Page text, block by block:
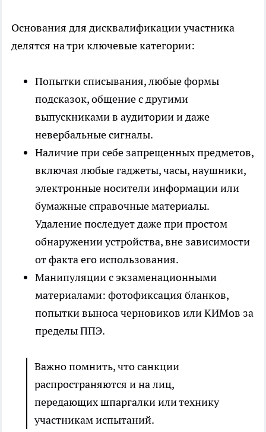
Основания для дисквалификации участника
делятся на три ключевые категории:
Попытки списывания, любые формы
подсказок, общение с другими
выпускниками в аудитории и даже
невербальные сигналы.
Наличие при себе запрещенных предметов,
включая любые гаджеты, часы, наушники,
электронные носители информации или
бумажные справочные материалы.
Удаление последует даже при простом
обнаружении устройства, вне зависимости
от факта его использования.
Манипуляции с экзаменационными
материалами: фотофиксация бланков,
попытки выноса черновиков или КИМов за
пределы ППЭ.
Важно помнить, что санкции
распространяются и на лиц,
передающих шпаргалки или технику
участникам испытаний.